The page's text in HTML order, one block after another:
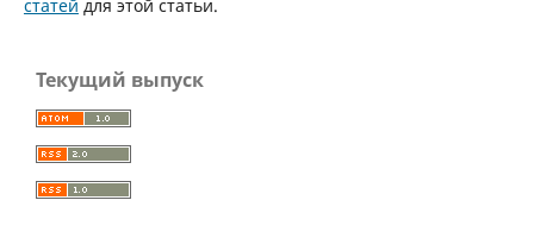
статей для этой статьи.
Текущий выпуск